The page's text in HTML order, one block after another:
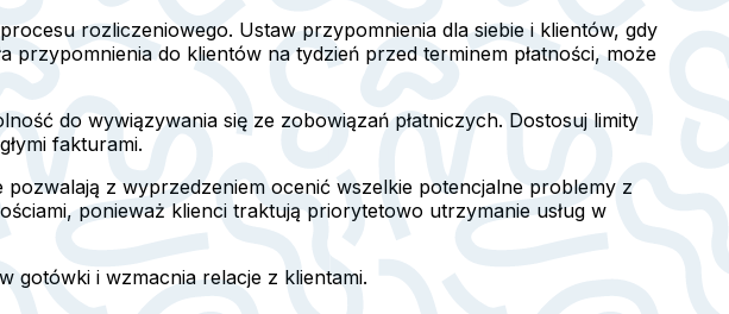
rozliczeniowego. Ustaw przypomnienia dla siebie i klientów, gdy
do klientów na tydzień przed terminem płatności, może
do wywiązywania się ze zobowiązań płatniczych. Dostosuj limity
fakturami.
z wyprzedzeniem ocenić wszelkie potencjalne problemy z
ponieważ klienci traktują priorytetowo utrzymanie usług w
gotówki i wzmacnia relacje z klientami.